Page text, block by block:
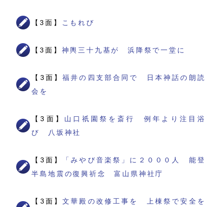
【3面】 こもれび
【3面】 神輿三十九基が 浜降祭で一堂に
【3面】福井の四支部合同で 日本神話の朗読
会を
【3面】 山口祇園祭を斎行 例年より注目浴
び 八坂神社
【3面】
「みやび音楽祭」に２０００人 能登
半島地震の復興祈念 富山県神社庁
【3面】文華殿の改修工事を 上棟祭で安全を